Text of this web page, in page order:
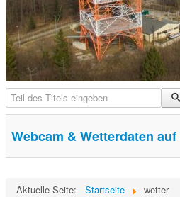
Teil des Titels eingeben
Webcam & Wetterdaten
Aktuelle Seite: Startseite wetter